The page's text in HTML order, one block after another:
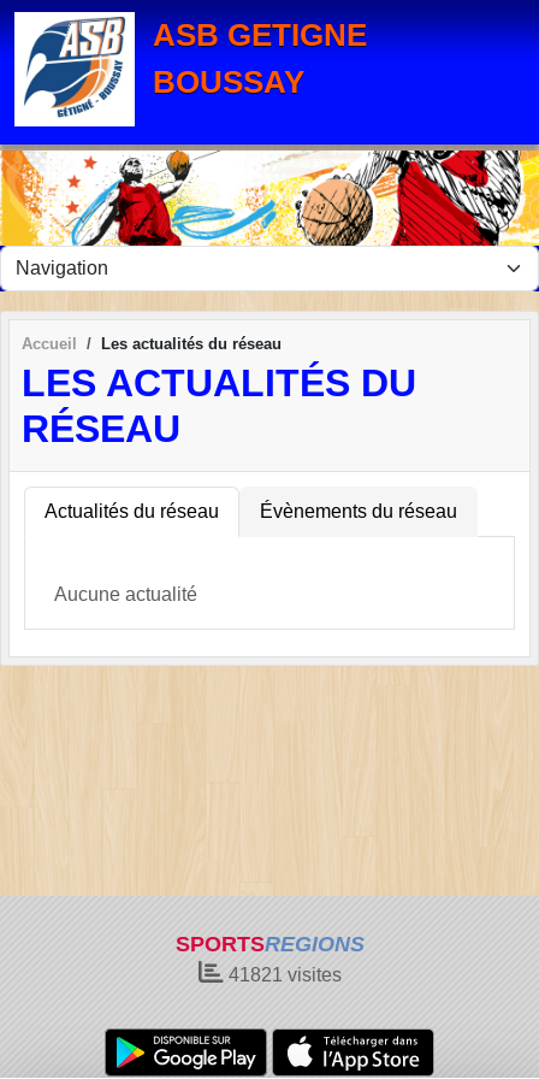
ASB GETIGNE
BOUSSAY
Accueil Les actualités du réseau
LES ACTUALITÉS DU
RÉSEAU
Actualités du réseau Évènements du réseau
Aucune actualité
SPORTSREGIONS
41821 visites
Panneau de gestion des cookies